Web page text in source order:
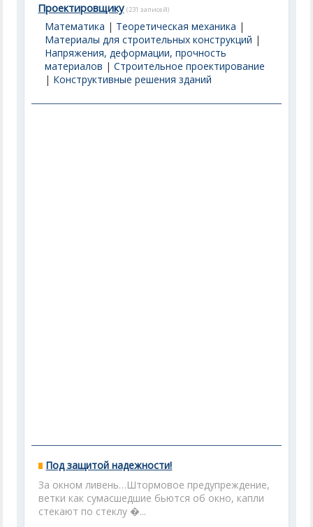
Проектировщику (231 записей)
Математика | Теоретическая механика |
Материалы для строительных конструкций |
Напряжения, деформации, прочность
материалов |Строительное проектирование
| Конструктивные решения зданий
Под защитой надежности!
За окном ливень…Штормовое предупреждение,
ветки как сумасшедшие бьются об окно, капли
стекают по стеклу �...